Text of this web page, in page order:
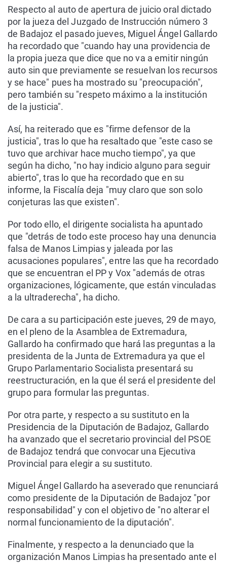
Respecto al auto de apertura de juicio oral dictado
por la jueza del Juzgado de Instrucción número 3
de Badajoz el pasado jueves, Miguel Ángel Gallardo
ha recordado que "cuando hay una providencia de
la propia jueza que dice que no va a emitir ningún
auto sin que previamente se resuelvan los recursos
y se hace" pues ha mostrado su "preocupación",
pero también su "respeto máximo a la institución
de la justicia".
Así, ha reiterado que es "firme defensor de la
justicia", tras lo que ha resaltado que "este caso se
tuvo que archivar hace mucho tiempo", ya que
según ha dicho, "no hay indicio alguno para seguir
abierto", tras lo que ha recordado que en su
informe, la Fiscalía deja "muy claro que son solo
conjeturas las que existen".
Por todo ello, el dirigente socialista ha apuntado
que "detrás de todo este proceso hay una denuncia
falsa de Manos Limpias y jaleada por las
acusaciones populares", entre las que ha recordado
que se encuentran el PP y Vox "además de otras
organizaciones, lógicamente, que están vinculadas
a la ultraderecha", ha dicho.
De cara a su participación este jueves, 29 de mayo,
en el pleno de la Asamblea de Extremadura,
Gallardo ha confirmado que hará las preguntas a la
presidenta de la Junta de Extremadura ya que el
Grupo Parlamentario Socialista presentará su
reestructuración, en la que él será el presidente del
grupo para formular las preguntas.
Por otra parte, y respecto a su sustituto en la
Presidencia de la Diputación de Badajoz, Gallardo
ha avanzado que el secretario provincial del PSOE
de Badajoz tendrá que convocar una Ejecutiva
Provincial para elegir a su sustituto.
Miguel Ángel Gallardo ha aseverado que renunciará
como presidente de la Diputación de Badajoz "por
responsabilidad" y con el objetivo de "no alterar el
normal funcionamiento de la diputación".
Finalmente, y respecto a la denunciado que la
organización Manos Limpias ha presentado ante el